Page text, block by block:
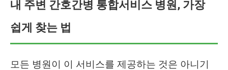
내 주변 간호간병 통합서비스 병원, 가장
쉽게 찾는 법
모든 병원이 이 서비스를 제공하는 것은 아니기